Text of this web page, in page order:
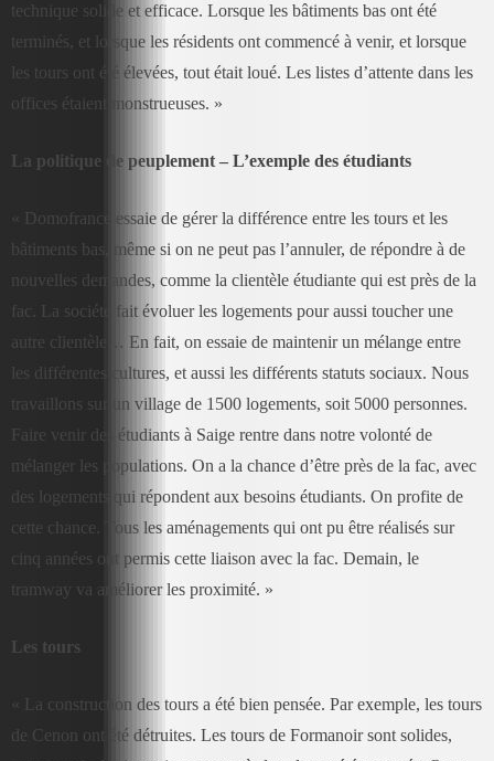
technique solide et efficace. Lorsque les bâtiments bas ont été
terminés, et lorsque les résidents ont commencé à venir, et lorsque
les tours ont été élevées, tout était loué. Les listes d’attente dans les
offices étaient monstrueuses. »
La politique de peuplement – L’exemple des étudiants
« Domofrance essaie de gérer la différence entre les tours et les
bâtiments bas, même si on ne peut pas l’annuler, de répondre à de
nouvelles demandes, comme la clientèle étudiante qui est près de la
fac. La société fait évoluer les logements pour aussi toucher une
autre clientèle… En fait, on essaie de maintenir un mélange entre
les différentes cultures, et aussi les différents statuts sociaux. Nous
travaillons sur un village de 1500 logements, soit 5000 personnes.
Faire venir des étudiants à Saige rentre dans notre volonté de
mélanger les populations. On a la chance d’être près de la fac, avec
des logements qui répondent aux besoins étudiants. On profite de
cette chance. Tous les aménagements qui ont pu être réalisés sur
cinq années ont permis cette liaison avec la fac. Demain, le
tramway va améliorer les proximité. »
Les tours
« La construction des tours a été bien pensée. Par exemple, les tours
de Cenon ont été détruites. Les tours de Formanoir sont solides,